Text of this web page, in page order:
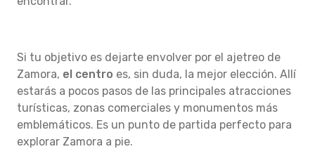
Si tu objetivo es dejarte envolver por el ajetreo de
Zamora, el centro es, sin duda, la mejor elección. Allí
estarás a pocos pasos de las principales atracciones
turísticas, zonas comerciales y monumentos más
emblemáticos. Es un punto de partida perfecto para
explorar Zamora a pie.